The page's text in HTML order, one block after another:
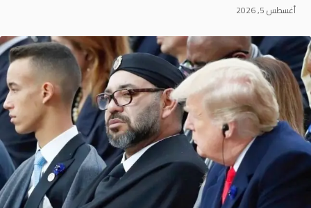
أغسطس 5, 2026